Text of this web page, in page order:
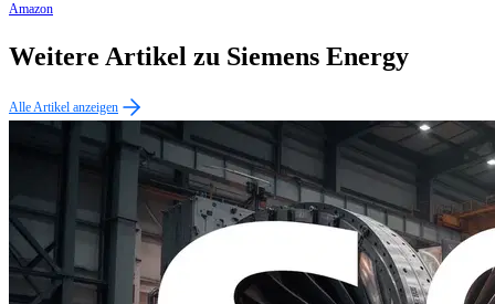
Amazon
Weitere Artikel zu Siemens Energy
Alle Artikel anzeigen